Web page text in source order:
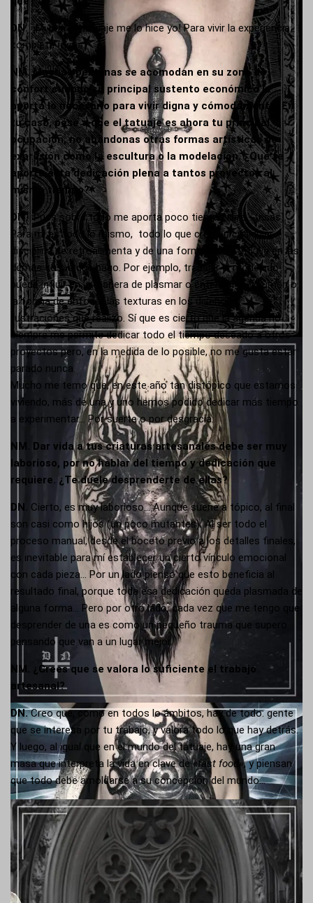
DN.¡Mi primer tatuaje me lo hice yo! Para vivir la experiencia
completa (risas).
NM. Muchas personas se acomodan en su zona de
confort cuando su principal sustento económico le
aporta lo necesario para vivir digna y cómodamente. En
tu caso, pese a que el tatuaje es ahora tu principal
ocupación, no abandonas otras formas artísticas de
expresión como la escultura o la modelación. ¿Qué te
aporta esta dedicación plena a tantos proyectos al
mismo tiempo?
DN.Pues sobre todo me aporta poco tiempo libre… (risas).
Para mí es todo lo mismo, todo lo que creo en cualquier
disciplina se retroalimenta y de una forma u otra influye en las
demás cosas que hago. Por ejemplo, trabajar el modelado
puede influir en la manera de plasmar o entender el volumen o
la forma de enfocar las texturas en los diseños o
ilustraciones que realizo. Sí que es cierto que la agenda no
siempre me permite dedicar todo el tiempo deseado a otros
proyectos pero, en la medida de lo posible, no me gusta estar
parado nunca.
Mucho me temo que, en este año tan distópico que estamos
viviendo, más de una y uno hemos podido dedicar más tiempo
a experimentar… Por suerte o por desgracia.
NM.
Dar vida a tus criaturas artesanales debe ser muy
laborioso, por no hablar del tiempo y dedicación que
requiere. ¿Te duele desprenderte de ellas?
DN. Cierto, es muy laborioso… Aunque suene a tópico, al final
son casi como hijos (un poco mutantes). Al ser todo el
proceso manual, desde el boceto previo a los detalles finales,
es inevitable para mí establecer un cierto vínculo emocional
con cada pieza… Por un lado pienso que esto beneficia al
resultado final, porque toda esa dedicación queda plasmada de
alguna forma… Pero por otro lado, cada vez que me tengo que
desprender de una es como un pequeño trauma que supero
pensando que van a un lugar mejor.
NM. ¿Crees que se valora lo suficiente el trabajo
artesanal?
DN.Creo que, como en todos lo ámbitos, hay de todo: gente
que se interesa por tu trabajo, y valora todo lo que hay detrás.
Y luego, al igual que en el mundo del tatuaje, hay una gran
masa que interpreta la vida en clave de«fast food», y piensan
que todo debe amoldarse a su concepción del mundo…